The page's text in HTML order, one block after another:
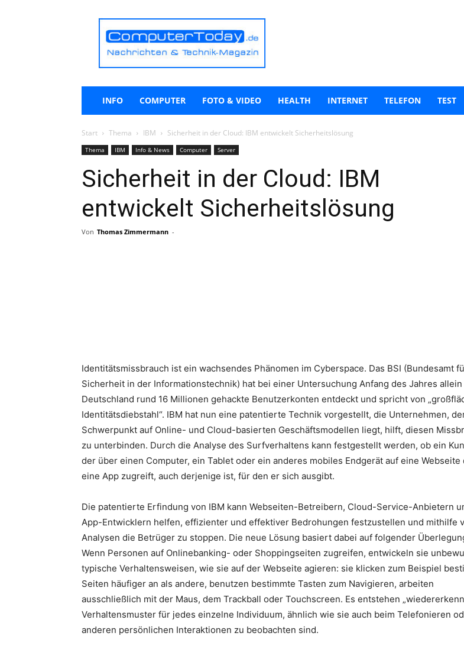
ComputerToday.de
INFO COMPUTER FOTO & VIDEO HEALTH INTERNET TELEFON TEST
Start Thema IBM Sicherheit in der Cloud: IBM entwickelt Sicherheitslösung
Thema IBM Info & News Computer Server
Sicherheit in der Cloud: IBM
entwickelt Sicherheitslösung
Von Thomas Zimmermann -
Identitätsmissbrauch ist ein wachsendes Phänomen im Cyberspace. Das BSI (Bundesamt
Sicherheit in der Informationstechnik) hat bei einer Untersuchung Anfang des Jahres allein
Deutschland rund 16 Millionen gehackte Benutzerkonten entdeckt und spricht von
Identitätsdiebstahl“. IBM hat nun eine patentierte Technik vorgestellt, die Unternehmen,
Schwerpunkt auf Online- und Cloud-basierten Geschäftsmodellen liegt, hilft, diesen
zu unterbinden. Durch die Analyse des Surfverhaltens kann festgestellt werden, ob ein
der über einen Computer, ein Tablet oder ein anderes mobiles Endgerät auf eine Webseite
eine App zugreift, auch derjenige ist, für den er sich ausgibt.
Die patentierte Erfindung von IBM kann Webseiten-Betreibern, Cloud-Service-Anbietern
App-Entwicklern helfen, effizienter und effektiver Bedrohungen festzustellen und mithilfe
Analysen die Betrüger zu stoppen. Die neue Lösung basiert dabei auf folgender
Wenn Personen auf Onlinebanking- oder Shoppingseiten zugreifen, entwickeln sie
typische Verhaltensweisen, wie sie auf der Webseite agieren: sie klicken zum Beispiel
Seiten häufiger an als andere, benutzen bestimmte Tasten zum Navigieren, arbeiten
ausschließlich mit der Maus, dem Trackball oder Touchscreen. Es entstehen
Verhaltensmuster für jedes einzelne Individuum, ähnlich wie sie auch beim Telefonieren
anderen persönlichen Interaktionen zu beobachten sind.